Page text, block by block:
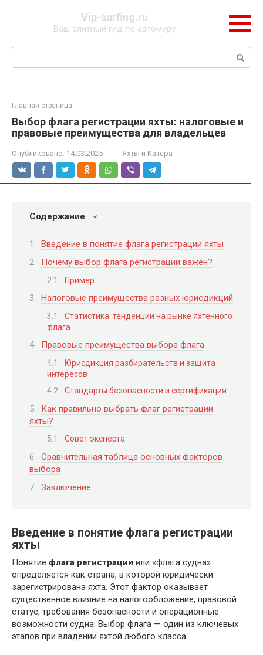
Vip-surfing.ru
Ваш элитный гид по автомиру
Поиск:
Главная страница
Выбор флага регистрации яхты: налоговые и
правовые преимущества для владельцев
Опубликовано: 14.03.2025 Яхты и Катера
Содержание
Введение в понятие флага регистрации яхты
Почему выбор флага регистрации важен?
Пример
Налоговые преимущества разных юрисдикций
Статистика: тенденции на рынке яхтенного
флага
Правовые преимущества выбора флага
Юрисдикция разбирательств и защита
интересов
Стандарты безопасности и сертификация
Как правильно выбрать флаг регистрации
яхты?
Совет эксперта
Сравнительная таблица основных факторов
выбора
Заключение
Введение в понятие флага регистрации
яхты
Понятие флага регистрации или «флага судна»
определяется как страна, в которой юридически
зарегистрирована яхта. Этот фактор оказывает
существенное влияние на налогообложение, правовой
статус, требования безопасности и операционные
возможности судна. Выбор флага — один из ключевых
этапов при владении яхтой любого класса.